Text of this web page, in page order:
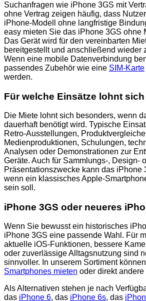
Suchanfragen wie iPhone 3GS mit
ohne Vertrag zeigen häufig, dass
iPhone-Modell ohne langfristige
easy mieten Sie das iPhone 3GS ohne
Das Gerät wird für den vereinbarten
bereitgestellt und anschließend wieder
Wenn eine mobile Datenverbindung
passendes Zubehör wie eine SIM-Karte
werden.
Für welche Einsätze lohnt
Die Miete lohnt sich besonders, wenn
dauerhaft benötigt wird. Typische
Retro-Ausstellungen,
Medienproduktionen, Schulungen,
Analysen oder Demonstrationen zur
Geräte. Auch für Sammlungs-, Design-
Präsentationszwecke kann das iPhone
wenn ein klassisches Apple-
sein soll.
iPhone 3GS oder neueres
Wenn Sie bewusst ein historisches
iPhone 3GS eine passende Wahl. Für
aktuelle iOS-Funktionen, bessere
oder zuverlässige Alltagsnutzung sind
sinnvoller. In unserem Sortiment
Smartphones mieten oder direkt andere
Als Alternativen stehen je nach
das iPhone 6, das iPhone 6s, das